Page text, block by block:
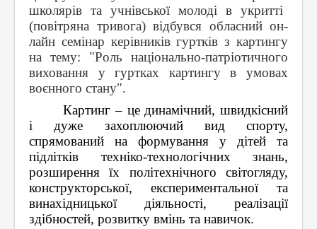
школярів та учнівської молоді в укритті
(повітряна тривога) відбувся обласний он-
лайн семінар керівників гуртків з картингу
на тему: "Роль національно-патріотичного
виховання у гуртках картингу в умовах
воєнного стану".
Картинг – це динамічний, швидкісний
і дуже захоплюючий вид спорту,
спрямований на формування у дітей та
підлітків техніко-технологічних знань,
розширення їх політехнічного світогляду,
конструкторської, експериментальної та
винахідницької діяльності, реалізації
здібностей, розвитку вмінь та навичок.